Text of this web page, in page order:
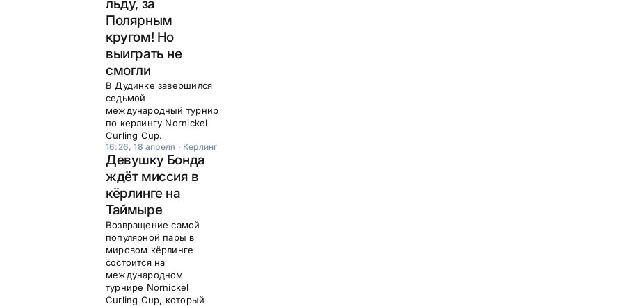
льду, за
Полярным
кругом! Но
выиграть не
смогли
В Дудинке завершился
седьмой
международный турнир
по керлингу Nornickel
Curling Cup.
16:26, 18 апреля · Керлинг
Девушку Бонда
ждёт миссия в
кёрлинге на
Таймыре
Возвращение самой
популярной пары в
мировом кёрлинге
состоится на
международном
турнире Nornickel
Curling Cup, который